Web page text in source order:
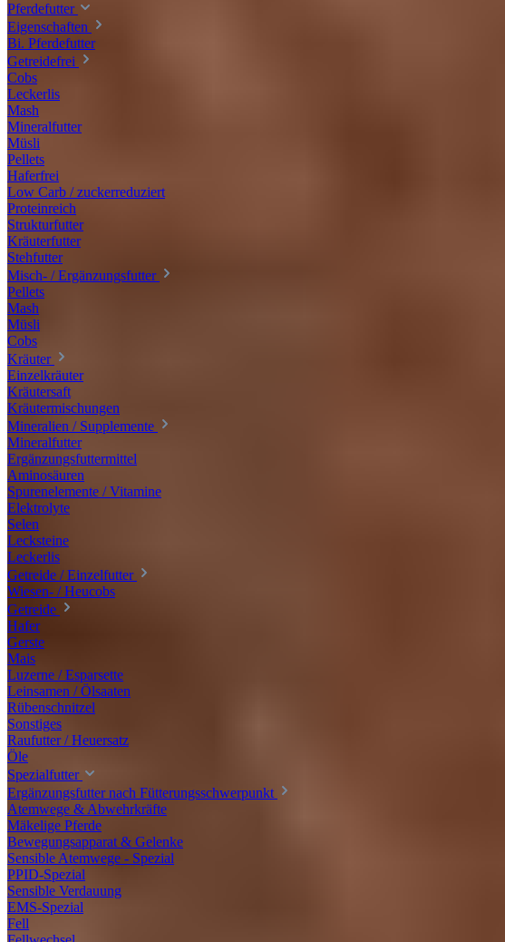
Pferdefutter
Eigenschaften
Bi. Pferdefutter
Getreidefrei
Cobs
Leckerlis
Mash
Mineralfutter
Müsli
Pellets
Haferfrei
Low Carb / zuckerreduziert
Proteinreich
Strukturfutter
Kräuterfutter
Stehfutter
Misch- / Ergänzungsfutter
Pellets
Mash
Müsli
Cobs
Kräuter
Einzelkräuter
Kräutersaft
Kräutermischungen
Mineralien / Supplemente
Mineralfutter
Ergänzungsfuttermittel
Aminosäuren
Spurenelemente / Vitamine
Elektrolyte
Selen
Lecksteine
Leckerlis
Getreide / Einzelfutter
Wiesen- / Heucobs
Getreide
Hafer
Gerste
Mais
Luzerne / Esparsette
Leinsamen / Ölsaaten
Rübenschnitzel
Sonstiges
Raufutter / Heuersatz
Öle
Spezialfutter
Ergänzungsfutter nach Fütterungsschwerpunkt
Atemwege & Abwehrkräfte
Mäkelige Pferde
Bewegungsapparat & Gelenke
Sensible Atemwege - Spezial
PPID-Spezial
Sensible Verdauung
EMS-Spezial
Fell